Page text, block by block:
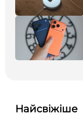
Найсвіжіше